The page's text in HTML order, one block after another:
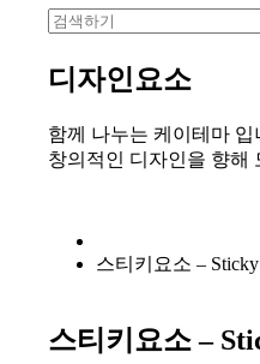
디자인요소
함께 나누는 케이테마
창의적인 디자인을 향해
스티키요소 – Sticky
스티키요소 –